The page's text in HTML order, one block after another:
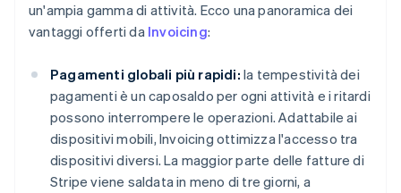
un'ampia gamma di attività. Ecco una panoramica dei
vantaggi offerti da Invoicing:
Pagamenti globali più rapidi: la tempestività dei
pagamenti è un caposaldo per ogni attività e i ritardi
possono interrompere le operazioni. Adattabile ai
dispositivi mobili, Invoicing ottimizza l'accesso tra
dispositivi diversi. La maggior parte delle fatture di
Stripe viene saldata in meno di tre giorni, a